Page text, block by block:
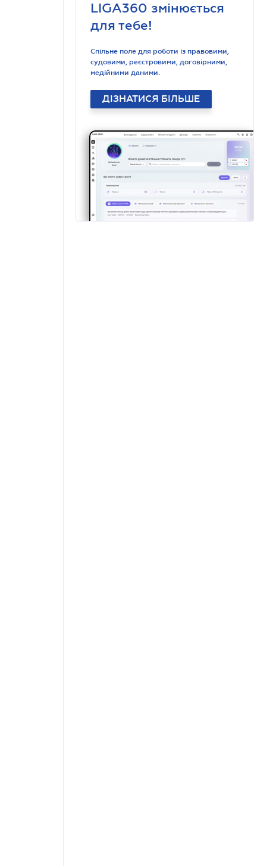
LIGA360 змінюється
для тебе!
Спільне поле для роботи із правовими,
судовими, реєстровими, договірними,
медійними даними.
ДІЗНАТИСЯ БІЛЬШЕ